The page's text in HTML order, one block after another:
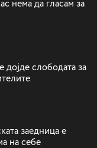
нема да гласам за
дојде слободата за
заедница е
на себе